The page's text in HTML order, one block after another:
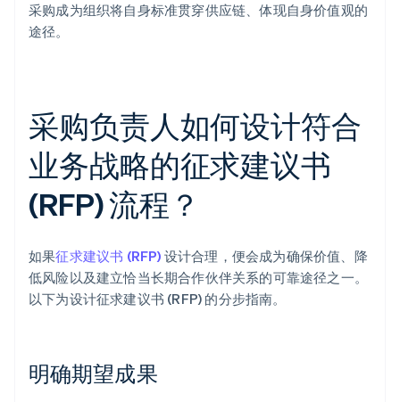
采购成为组织将自身标准贯穿供应链、体现自身价值观的
途径。
采购负责人如何设计符合
业务战略的征求建议书
(RFP) 流程？
如果征求建议书 (RFP) 设计合理，便会成为确保价值、降
低风险以及建立恰当长期合作伙伴关系的可靠途径之一。
以下为设计征求建议书 (RFP) 的分步指南。
明确期望成果